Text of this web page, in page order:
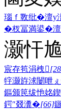
瑙ｆ斁纰�澶у
�杈冨満鍙�
灏忓
宸存笣涓栧
牸灏斿浗闄呭
鏂颁笢绂忚姳
鍔″叕瀵�[66]